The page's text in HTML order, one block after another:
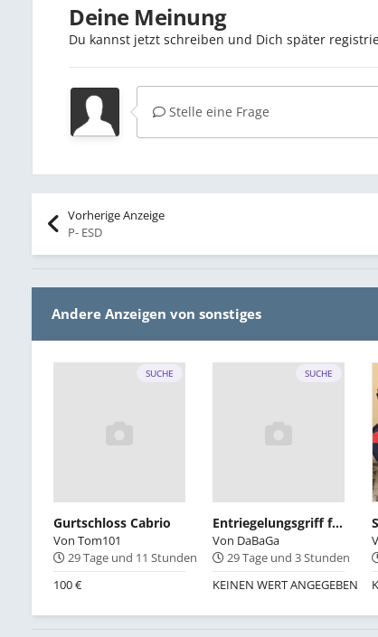
Deine Meinung
Du kannst jetzt schreiben und Dich später
Stelle eine Frage
Vorherige Anzeige
P- ESD
Andere Anzeigen von sonstiges
SUCHE
Gurtschloss Cabrio
VonTom101
29 Tage und 11 Stunden
100 €
SUCHE
Entriegelungsgriff für Verdeck E30 Cabrio
Von DaBaGa
29 Tage und 3 Stunden
KEINEN WERT ANGEGEBEN